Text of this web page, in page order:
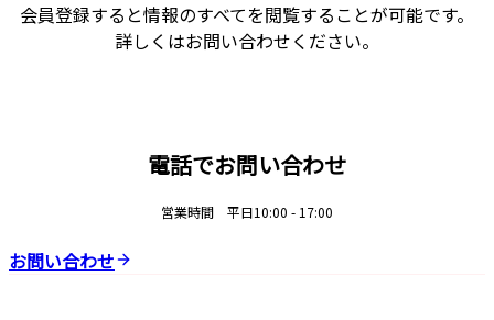
会員登録すると情報のすべてを閲覧することが可能です。
詳しくはお問い合わせください。
電話でお問い合わせ
営業時間 平日10:00 - 17:00
お問い合わせ